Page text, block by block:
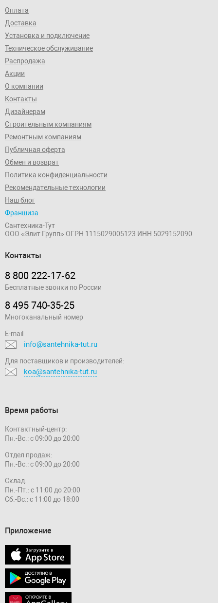
Оплата
Доставка
Установка и подключение
Техническое обслуживание
Распродажа
Акции
О компании
Контакты
Дизайнерам
Строительным компаниям
Ремонтным компаниям
Публичная оферта
Обмен и возврат
Политика конфиденциальности
Рекомендательные технологии
Наш блог
Франшиза
Сантехника-Тут
ООО «Элит Групп» ОГРН 1115029005123 ИНН 5029152090
Контакты
8 800 222‑17‑62
Бесплатные звонки по России
8 495 740-35-25
Многоканальный номер
E-mail
info@santehnika-tut.ru
Для поставщиков и производителей:
koa@santehnika-tut.ru
Время работы
Контактный-центр:
Пн.-Вс.: с 09:00 до 20:00
Отдел продаж:
Пн.-Вс.: с 09:00 до 20:00
Склад:
Пн.-Пт.: с 11:00 до 20:00
Сб.-Вс.: с 11:00 до 18:00
Приложение